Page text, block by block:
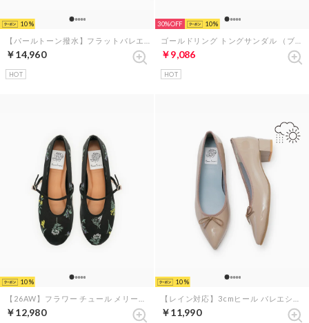
10
￥14,960
HOT
30% 10
￥9,086
HOT
10
￥12,980
10
￥11,990